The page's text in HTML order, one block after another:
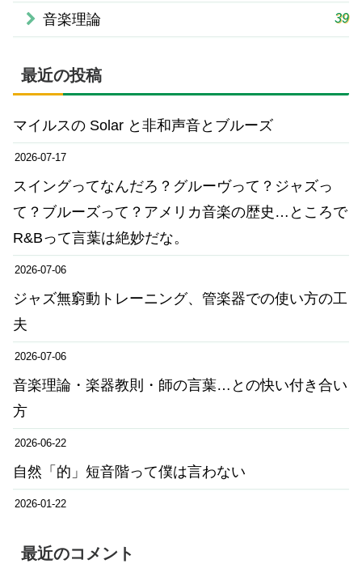
音楽理論 39
最近の投稿
マイルスの Solar と非和声音とブルーズ
2026-07-17
スイングってなんだろ？グルーヴって？ジャズっ
て？ブルーズって？アメリカ音楽の歴史…ところで
R&Bって言葉は絶妙だな。
2026-07-06
ジャズ無窮動トレーニング、管楽器での使い方の工
夫
2026-07-06
音楽理論・楽器教則・師の言葉…との快い付き合い
方
2026-06-22
自然「的」短音階って僕は言わない
2026-01-22
最近のコメント